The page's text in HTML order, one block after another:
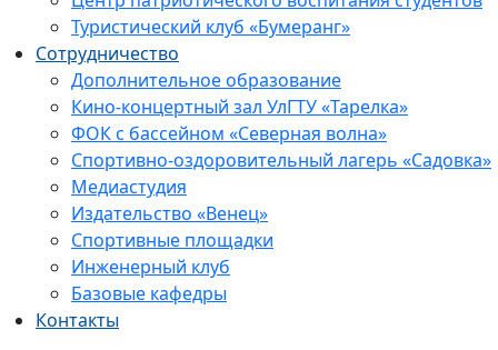
Туристический клуб «Бумеранг»
Сотрудничество
Дополнительное образование
Кино-концертный зал УлГТУ «Тарелка»
ФОК с бассейном «Северная волна»
Спортивно-оздоровительный лагерь «Садовка»
Медиастудия
Издательство «Венец»
Спортивные площадки
Инженерный клуб
Базовые кафедры
Контакты